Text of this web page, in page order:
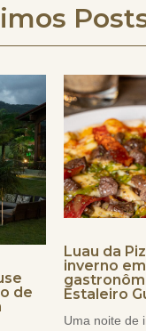
de
Luau da
inverno
Estaleiro
Uma noite de